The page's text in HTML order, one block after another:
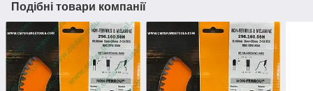
Подібні товари компанії